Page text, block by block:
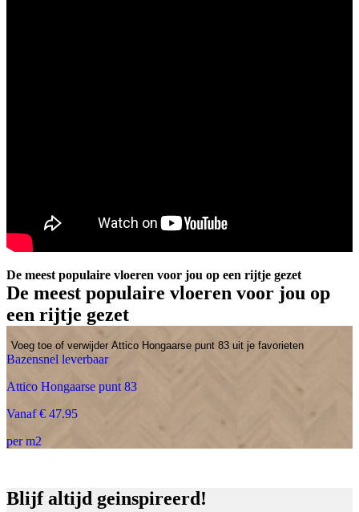
De meest populaire vloeren voor jou op een rijtje gezet
De meest populaire vloeren voor jou op
een rijtje gezet
Voeg toe of verwijder Attico Hongaarse punt 83 uit je favorieten
Bazensnel leverbaar
Attico Hongaarse punt 83
Vanaf € 47.95
per m2
Blijf altijd geinspireerd!